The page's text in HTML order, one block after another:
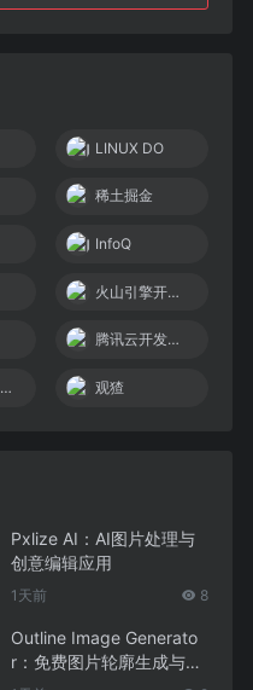
LINUX DO
稀土掘金
InfoQ
火山引擎开发者社区
腾讯云开发者社区
SegmentFault 思否 观猹
Pxlize AI：AI图片处理与
创意编辑应用
1天前 8
Outline Image Generato
r：免费图片轮廓生成与在
线图像编辑工具